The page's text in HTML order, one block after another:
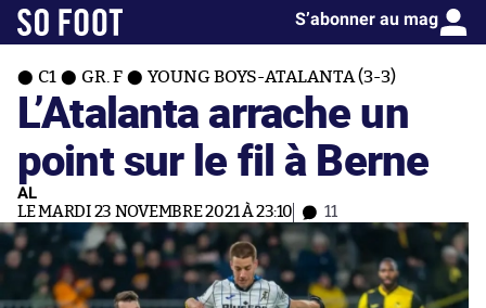
S’abonner au mag
C1 GR. F YOUNG BOYS-ATALANTA (3-3)
L’Atalanta arrache un
point sur le fil à Berne
AL
LE MARDI 23 NOVEMBRE 2021 À 23:10 11